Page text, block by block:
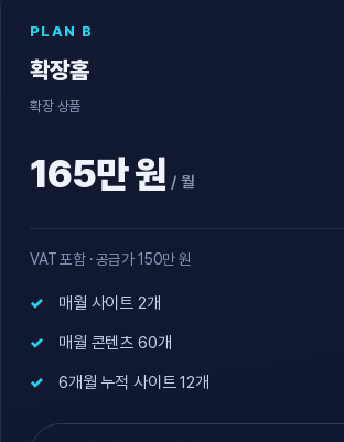
PLAN B
확장홈
확장 상품
165만 원 / 월
VAT 포함 · 공급가 150만 원
매월 사이트 2개
매월 콘텐츠 60개
6개월 누적 사이트 12개